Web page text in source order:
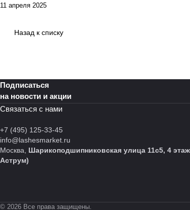
11 апреля 2025
Назад к списку
Подписаться
на новости и акции
Связаться с нами
+7 (495) 125-33-45
info@lashesmarket.ru
Москва, Шарикоподшипниковская улица 11с5, 4
Аструм)
© 2026 Все права защищены.